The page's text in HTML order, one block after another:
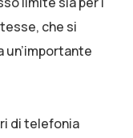
che si
di telefonia